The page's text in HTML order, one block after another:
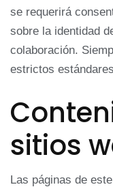
se requerirá
sobre la identidad
colaboración.
estrictos
sitios
Las páginas de